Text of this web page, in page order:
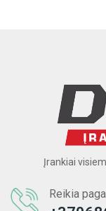
Įrankiai
Reikia